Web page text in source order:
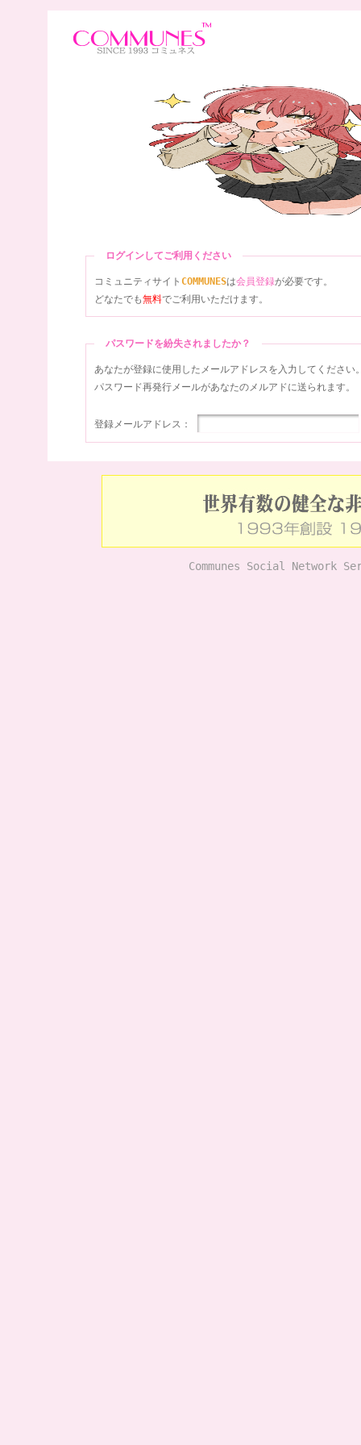
ログインしてご利用ください
コミュニティサイト COMMUNESは会員登録が必要です。
どなたでも無料でご利用いただけます。
パスワードを紛失されましたか？
あなたが登録に使用したメールアドレスを入力してください
パスワード再発行メールがあなたのメルアドに送られます。
登録メールアドレス：
Communes Social Network